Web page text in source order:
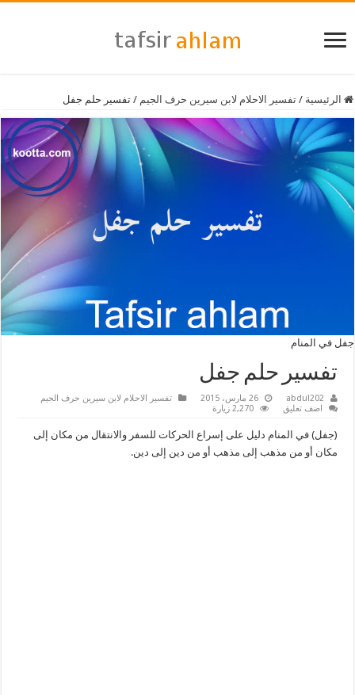
الرئيسية / تفسير الاحلام لابن سيرين حرف الجيم / تفسير حلم جفل
جفل في المنام
تفسير حلم جفل
abdul202 26 مارس، 2015
تفسير الاحلام لابن سيرين حرف الجيم
اضف تعليق
2,270 زيارة
(جفل) في المنام دليل على إسراع الحركات للسفر والانتقال من مكان إلى
مكان أو من مذهب إلى مذهب أو من دين إلى دين.